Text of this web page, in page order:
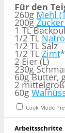
Für den
260g Mehl
200g
1 TL
1/2 TL
1/2 TL Salz
1/2 TL Zimt*
2 Eier (L)
230g
60g Butter,
2
60g
Cook Mode
Arbeitsschritte